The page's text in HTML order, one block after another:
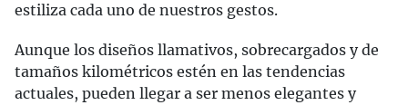
estiliza cada uno de nuestros gestos.
Aunque los diseños llamativos, sobrecargados y de
tamaños kilométricos estén en las tendencias
actuales, pueden llegar a ser menos elegantes y